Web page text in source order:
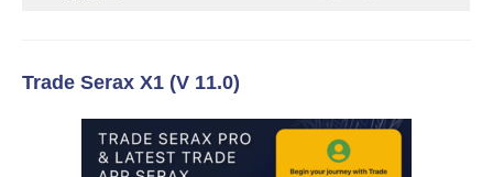
Trade Serax X1 (V 11.0)